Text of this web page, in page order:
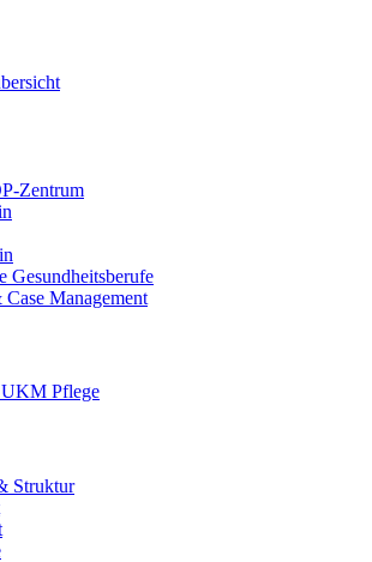
Zentrum
Gesundheitsberufe
Management
Pflege
Struktur